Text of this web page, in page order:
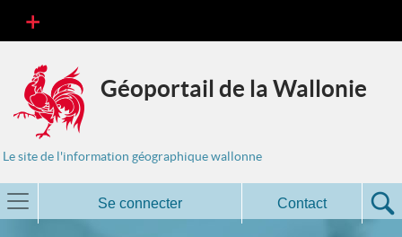
Géoportail de la Wallonie
Le site de l'information géographique wallonne
Se connecter Contact